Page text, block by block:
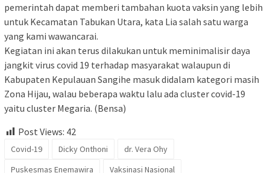
pemerintah dapat memberi tambahan kuota vaksin yang lebih
untuk Kecamatan Tabukan Utara, kata Lia salah satu warga
yang kami wawancarai.
Kegiatan ini akan terus dilakukan untuk meminimalisir daya
jangkit virus covid 19 terhadap masyarakat walaupun di
Kabupaten Kepulauan Sangihe masuk didalam kategori masih
Zona Hijau, walau beberapa waktu lalu ada cluster covid-19
yaitu cluster Megaria. (Bensa)
Post Views: 42
Covid-19 Dicky Onthoni
dr. Vera Ohy
Puskesmas Enemawira
Vaksinasi Nasional